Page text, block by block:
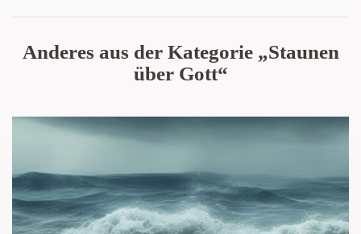
Anderes aus der Kategorie „Staunen
über Gott“